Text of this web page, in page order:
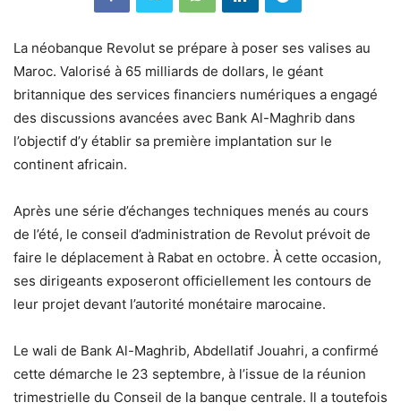
La néobanque Revolut se prépare à poser ses valises au
Maroc. Valorisé à 65 milliards de dollars, le géant
britannique des services financiers numériques a engagé
des discussions avancées avec Bank Al-Maghrib dans
l’objectif d’y établir sa première implantation sur le
continent africain.
Après une série d’échanges techniques menés au cours
de l’été, le conseil d’administration de Revolut prévoit de
faire le déplacement à Rabat en octobre. À cette occasion,
ses dirigeants exposeront officiellement les contours de
leur projet devant l’autorité monétaire marocaine.
Le wali de Bank Al-Maghrib, Abdellatif Jouahri, a confirmé
cette démarche le 23 septembre, à l’issue de la réunion
trimestrielle du Conseil de la banque centrale. Il a toutefois